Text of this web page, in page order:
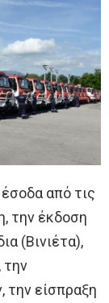
έσοδα από τις
την έκδοση
(Βινιέτα),
την
είσπραξη